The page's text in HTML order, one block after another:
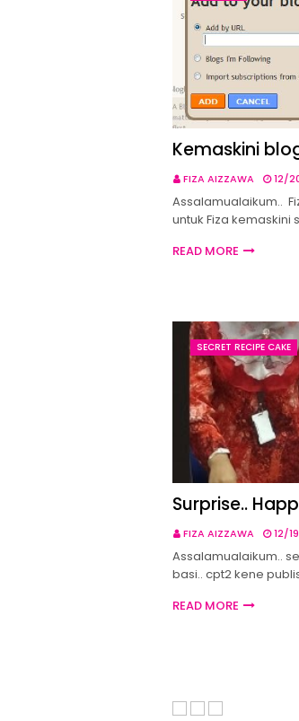
Kemaskini
FIZA AIZZAWA 12/
Assalamualaikum..
untuk Fiza kemaskini
READ MORE
SECRET RECIPE CAKE
Surprise..
FIZA AIZZAWA 12/
Assalamualaikum..
basi.. cpt2 kene
READ MORE